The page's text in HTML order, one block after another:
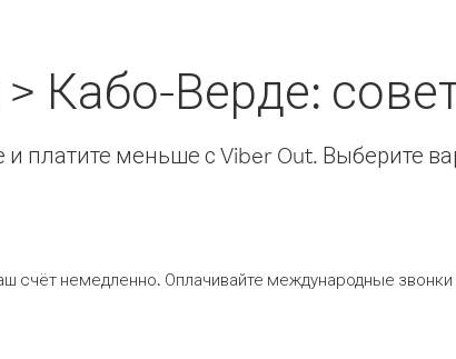
Кабо-Верде:
и платите меньше с Viber Out. Выберите
счёт немедленно. Оплачивайте международные